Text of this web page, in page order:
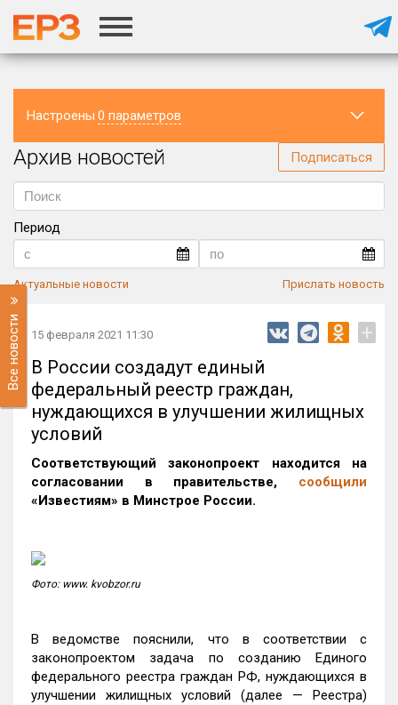
Настроены 0 параметров
Регион
Архив новостей Подписаться
Период
Актуальные новости Прислать новость
Все новости 15 февраля 2021 11:30 +
В России создадут единый
федеральный реестр граждан,
нуждающихся в улучшении жилищных
условий
Соответствующий законопроект находится на
согласовании в правительстве, сообщили
«Известиям» в Минстрое России.
Фото: www. kvobzor.ru
В ведомстве пояснили, что в соответствии с
законопроектом задача по созданию Единого
федерального реестра граждан РФ, нуждающихся в
улучшении жилищных условий (далее — Реестра)